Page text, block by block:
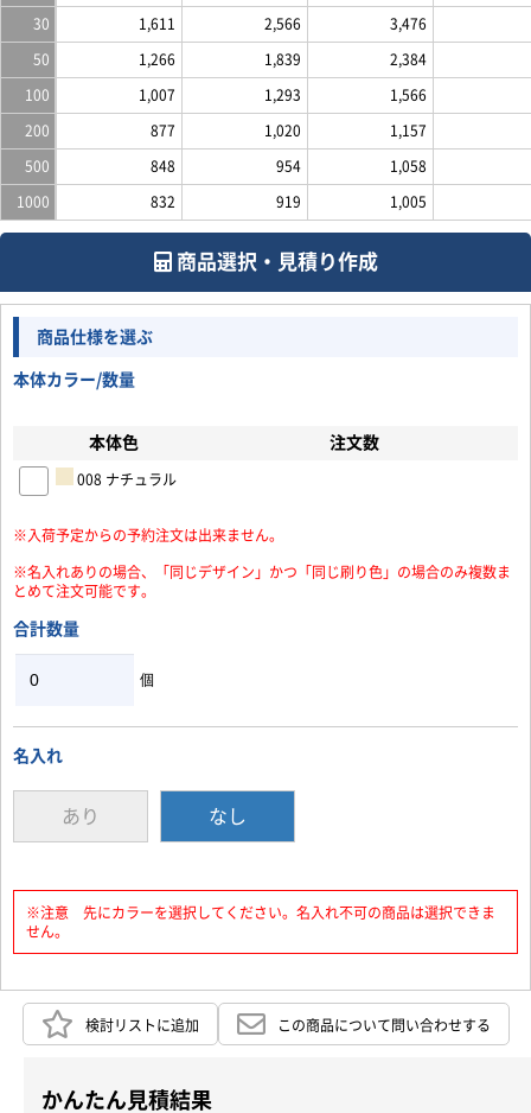
30 1,611 2,566 3,476
50 1,266 1,839 2,384
100 1,007 1,293 1,566
200 877 1,020 1,157
500 848 954 1,058
1000 832 919 1,005
商品選択・見積り作成
商品仕様を選ぶ
本体カラー/数量
本体色 注文数
008 ナチュラル
※入荷予定からの予約注文は出来ません。
※名入れありの場合、「同じデザイン」かつ「同じ刷り色」の場合のみ複数ま
とめて注文可能です。
合計数量
個
名入れ
あり なし
※注意 先にカラーを選択してください。名入れ不可の商品は選択できま
せん。
検討リストに追加 この商品について問い合わせする
かんたん見積結果